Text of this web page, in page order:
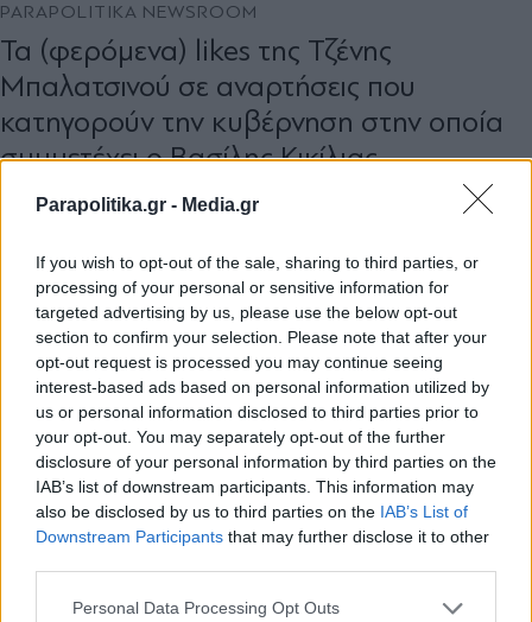
Parapolitika.gr - Media.gr
If you wish to opt-out of the sale, sharing to third parties, or
processing of your personal or sensitive information for
targeted advertising by us, please use the below opt-out
section to confirm your selection. Please note that after your
opt-out request is processed you may continue seeing
interest-based ads based on personal information utilized by
us or personal information disclosed to third parties prior to
your opt-out. You may separately opt-out of the further
disclosure of your personal information by third parties on the
IAB’s list of downstream participants. This information may
also be disclosed by us to third parties on the IAB’s List of
Downstream Participants that may further disclose it to other
Personal Data Processing Opt Outs
PARAPOLITIKA NEWSROOM
Τα (φερόμενα) likes της Τζένης
Μπαλατσινού σε αναρτήσεις που
κατηγορούν την κυβέρνηση στην οποία
συμμετέχει ο Βασίλης Κικίλιας
ΠΑΡΑΠΟΛΙΤΙΚΑ 05.09.2025 09:14
PARAPOLITIKA NEWSROOM
Εγγραφή στο newsletter